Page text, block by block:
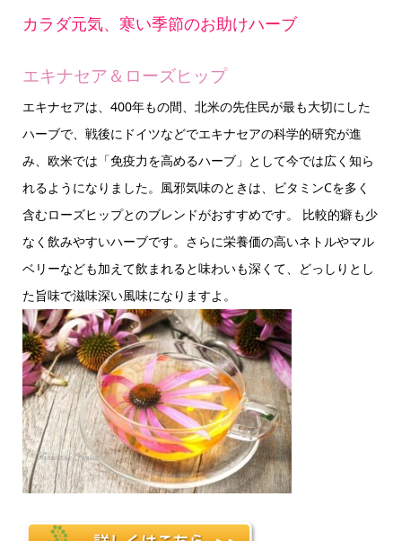
カラダ元気、寒い季節のお助けハーブ
エキナセア＆ローズヒップ
エキナセアは、400年もの間、北米の先住民が最も大切にした
ハーブで、戦後にドイツなどでエキナセアの科学的研究が進
み、欧米では「免疫力を高めるハーブ」として今では広く知ら
れるようになりました。風邪気味のときは、ビタミンCを多く
含むローズヒップとのブレンドがおすすめです。 比較的癖も少
なく飲みやすいハーブです。さらに栄養価の高いネトルやマル
ベリーなども加えて飲まれると味わいも深くて、どっしりとし
た旨味で滋味深い風味になりますよ。